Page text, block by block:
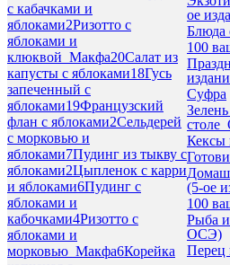
с кабачками и
яблоками2Ризотто с
яблоками и
клюквой_Макфа20Салат из
капусты с яблоками18Гусь
запеченный с
яблоками19Французский
флан с яблоками2Сельдерей
с морковью и
яблоками7Пудинг из тыкву с
яблоками2Цыпленок с карри
и яблоками6Пудинг с
яблоками и
кабочками4Ризотто с
яблоками и
морковью_Макфа6Корейка
ое
Блюда
100
Суфра
Кексы
(5-ое
100
Рыба
ОСЭ)
Перец